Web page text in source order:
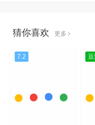
猜你喜欢 更多
7.2